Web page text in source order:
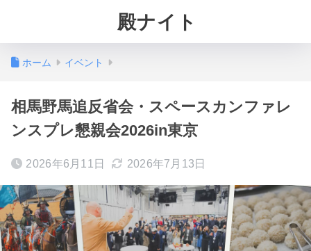
殿ナイト
ホーム イベント
相馬野馬追反省会・スペースカンファレ
ンスプレ懇親会2026in東京
2026年6月11日 2026年7月13日